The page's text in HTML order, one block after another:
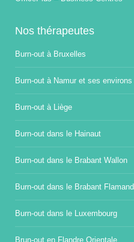
Nos thérapeutes
Burn-out à Bruxelles
Burn-out à Namur et ses environs
Burn-out à Liège
Burn-out dans le Hainaut
Burn-out dans le Brabant Wallon
Burn-out dans le Brabant Flamand
Burn-out dans le Luxembourg
Brun-out en Flandre Orientale